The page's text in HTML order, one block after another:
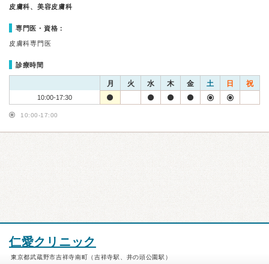
皮膚科、美容皮膚科
専門医・資格：
皮膚科専門医
診療時間
月 火 水 木 金 土 日 祝
10:00-17:30
10:00-17:00
仁愛クリニック
東京都武蔵野市吉祥寺南町（吉祥寺駅、井の頭公園駅）